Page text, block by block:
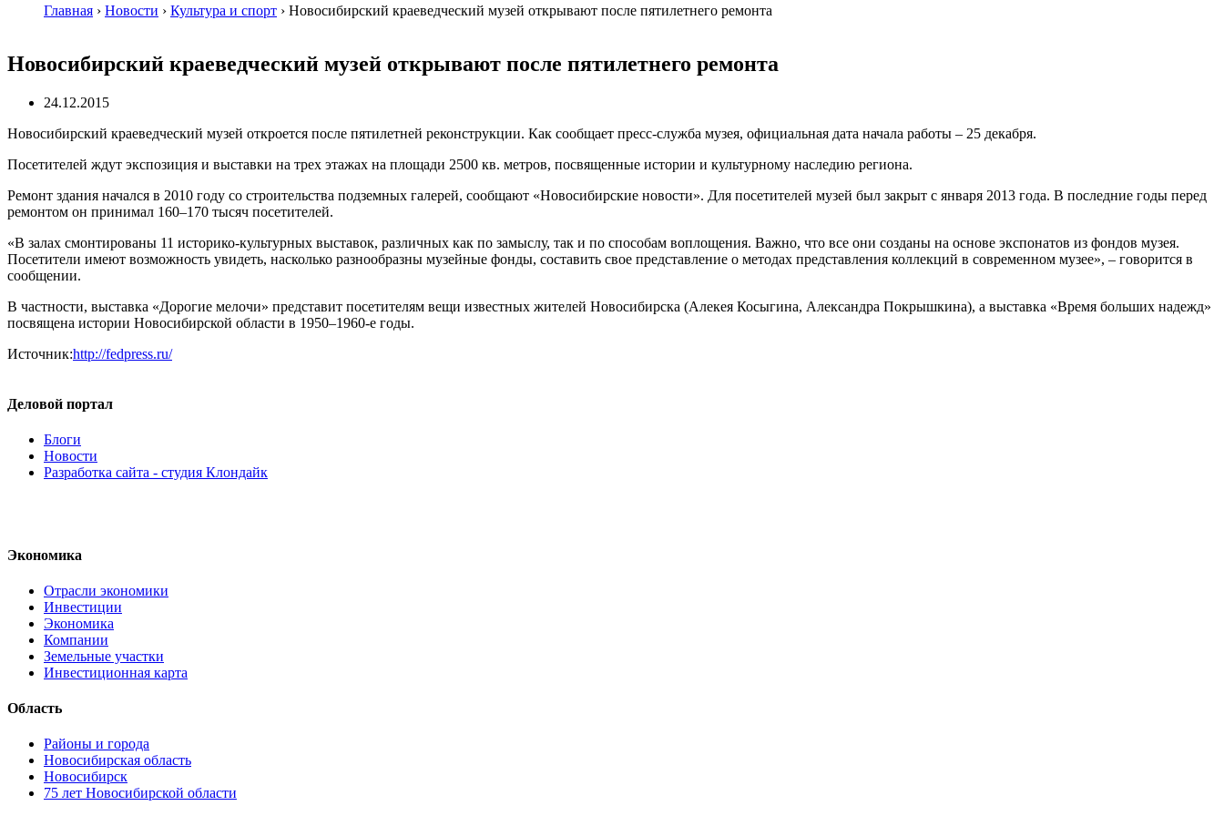
Главная › Новости › Культура и спорт › Новосибирский краеведческий музей открывают после пятилетнего ремонта
Новосибирский краеведческий музей открывают после пятилетнего ремонта
24.12.2015
Новосибирский краеведческий музей откроется после пятилетней реконструкции. Как сообщает пресс-служба музея, официальная дата начала работы – 25 декабря.
Посетителей ждут экспозиция и выставки на трех этажах на площади 2500 кв. метров, посвященные истории и культурному наследию региона.
Ремонт здания начался в 2010 году со строительства подземных галерей, сообщают «Новосибирские новости». Для посетителей музей был закрыт с января 2013 года. В последние годы перед
ремонтом он принимал 160–170 тысяч посетителей.
«В залах смонтированы 11 историко-культурных выставок, различных как по замыслу, так и по способам воплощения. Важно, что все они созданы на основе экспонатов из фондов музея.
Посетители имеют возможность увидеть, насколько разнообразны музейные фонды, составить свое представление о методах представления коллекций в современном музее», – говорится в
сообщении.
В частности, выставка «Дорогие мелочи» представит посетителям вещи известных жителей Новосибирска (Алекея Косыгина, Александра Покрышкина), а выставка «Время больших надежд»
посвящена истории Новосибирской области в 1950–1960-е годы.
Источник:http://fedpress.ru/
Деловой портал
Блоги
Новости
Разработка сайта - студия Клондайк
Экономика
Отрасли экономики
Инвестиции
Экономика
Компании
Земельные участки
Инвестиционная карта
Область
Районы и города
Новосибирская область
Новосибирск
75 лет Новосибирской области